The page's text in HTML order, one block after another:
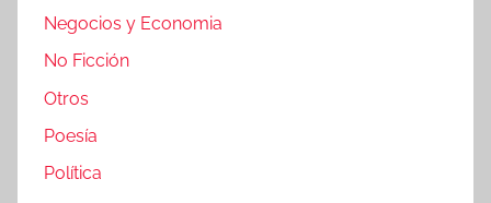
Negocios y Economia
No Ficción
Otros
Poesía
Política